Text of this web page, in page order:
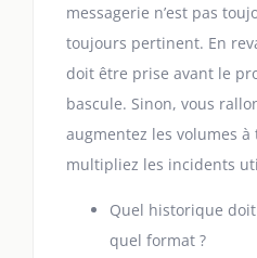
messagerie n’est pas
toujours pertinent. En
doit être prise avant le
bascule. Sinon, vous
augmentez les volumes
multipliez les incidents
Quel historique
quel format ?